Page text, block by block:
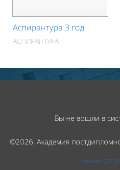
Аспирантура 3 год
АСПИРАНТУРА
Вы не вошли в
©2026, Академия
На базе СЭО